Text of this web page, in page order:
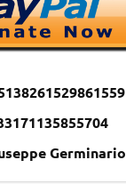
Germinario